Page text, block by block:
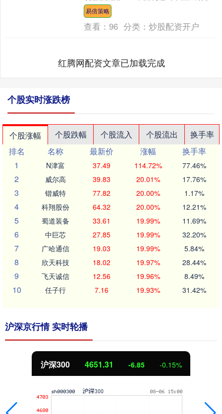
在承载历史与文明的国家博物馆隆重启
幕。本次展览由工业和....
易倍策略
查看：96 分类：炒股配资开户
红腾网配资文章已加载完成
个股实时涨跌榜
个股涨幅 个股跌幅 个股流入 个股流出
换手率
排名
名称 最新价 涨幅
换手率
1
N津富 37.49 114.72% 77.46%
2 威尔高 39.83 20.01% 17.76%
3 锴威特 77.82 20.00% 1.17%
4 科翔股份 64.32 20.00% 12.21%
5 蜀道装备 33.61 19.99% 11.69%
6 中巨芯 27.85 19.99% 32.20%
7 广哈通信 19.03 19.99% 5.84%
8 欣天科技 18.02 19.97% 28.44%
9 飞天诚信 12.56 19.96% 8.49%
10 任子行 7.16 19.93% 31.42%
沪深京行情 实时轮播
沪深300 4651.31 -6.85 -0.15%